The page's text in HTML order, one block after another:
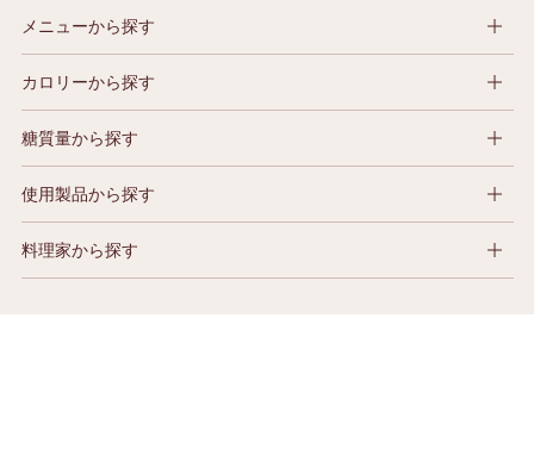
メニューから探す
カロリーから探す
糖質量から探す
使用製品から探す
料理家から探す